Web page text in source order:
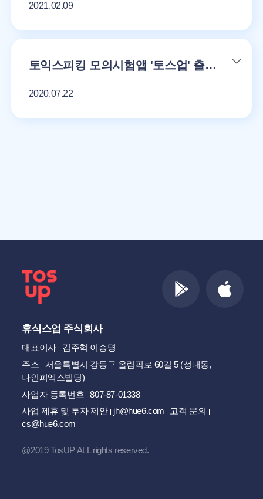
2021.02.09
토익스피킹 모의시험앱 '토스업' 출시
2020.07.22
휴식스업 주식회사
대표이사
김주혁 이승명
주소
서울특별시 강동구 올림픽로 60길 5 (성내동,
나인피엑스빌딩)
사업자 등록번호
807-87-01338
사업 제휴 및 투자 제안
jh@hue6.com
고객 문의
cs@hue6.com
@2019 TosUP ALL rights reserved.